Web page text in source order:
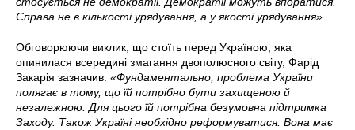
Справа не в кількості урядування, а у якості урядування».
Обговорюючи виклик, що стоїть перед Україною, яка
опинилася всередині змагання двополюсного світу, Фарід
Закарія зазначив: «Фундаментально, проблема України
полягає в тому, що їй потрібно бути захищеною й
незалежною. Для цього їй потрібна безумовна підтримка
Заходу. Також Україні необхідно реформуватися. Вона має